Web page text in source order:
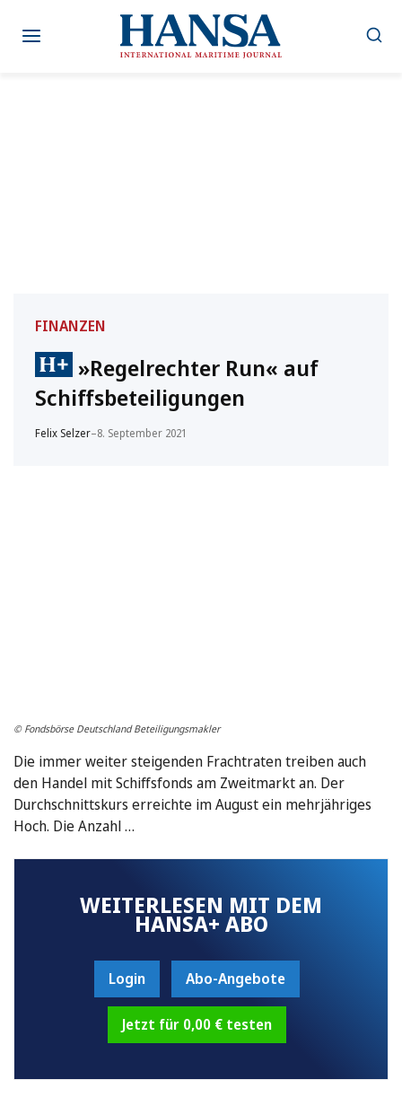
Inhalt
FINANZEN
»Regelrechter Run« auf
Schiffsbeteiligungen
Felix Selzer–8. September 2021
© Fondsbörse Deutschland Beteiligungsmakler
Die immer weiter steigenden Frachtraten treiben auch
den Handel mit Schiffsfonds am Zweitmarkt an. Der
Durchschnittskurs erreichte im August ein mehrjähriges
Hoch. Die Anzahl …
WEITERLESEN MIT DEM
HANSA+ ABO
Login Abo-Angebote
Jetzt für 0,00 € testen